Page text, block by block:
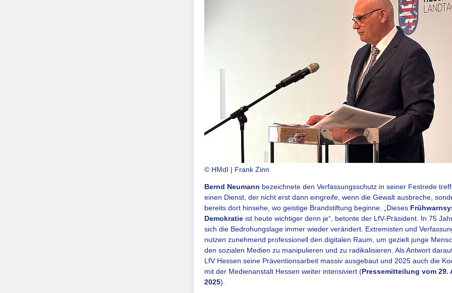
© HMdI | Frank Zinn
Bernd Neumann bezeichnete den Verfassungsschutz in seiner Festrede
einen Dienst, der nicht erst dann eingreife, wenn die Gewalt ausbreche,
bereits dort hinsehe, wo geistige Brandstiftung beginne. „Dieses
Demokratie ist heute wichtiger denn je“, betonte der LfV-Präsident. In 75
sich die Bedrohungslage immer wieder verändert. Extremisten und
nutzen zunehmend professionell den digitalen Raum, um gezielt junge
den sozialen Medien zu manipulieren und zu radikalisieren. Als Antwort
LfV Hessen seine Präventionsarbeit massiv ausgebaut und 2025 auch die
mit der Medienanstalt Hessen weiter intensiviert (Pressemitteilung vom 29.
2025).